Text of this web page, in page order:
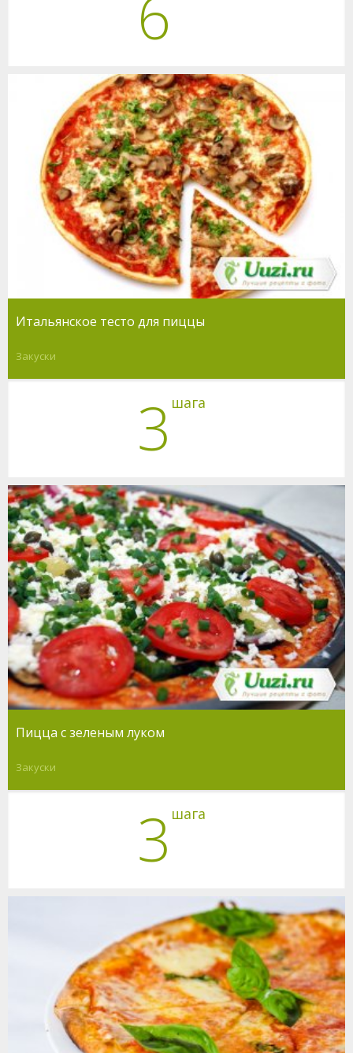
6
Итальянское тесто для пиццы
Закуски
3 шага
Пицца с зеленым луком
Закуски
3 шага